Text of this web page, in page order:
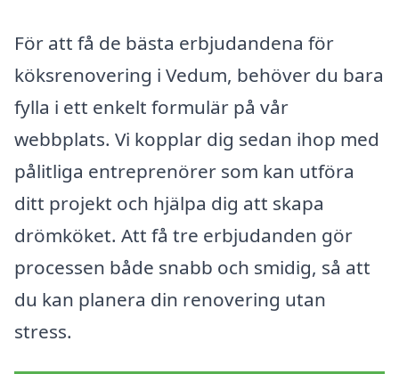
För att få de bästa erbjudandena för
köksrenovering i Vedum, behöver du bara
fylla i ett enkelt formulär på vår
webbplats. Vi kopplar dig sedan ihop med
pålitliga entreprenörer som kan utföra
ditt projekt och hjälpa dig att skapa
drömköket. Att få tre erbjudanden gör
processen både snabb och smidig, så att
du kan planera din renovering utan
stress.